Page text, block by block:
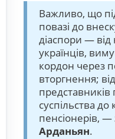
Важливо, що
повазі до
діаспори — від
українців,
кордон через
вторгнення;
суспільства до
пенсіонерів, —
Арданьян.